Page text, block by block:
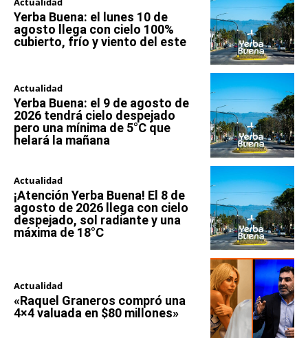
Yerba Buena: el lunes 10 de
agosto llega con cielo 100%
cubierto, frío y viento del este
Actualidad
Yerba Buena: el 9 de agosto de
2026 tendrá cielo despejado
pero una mínima de 5°C que
helará la mañana
Actualidad
¡Atención Yerba Buena! El 8 de
agosto de 2026 llega con cielo
despejado, sol radiante y una
máxima de 18°C
Actualidad
«Raquel Graneros compró una
4×4 valuada en $80 millones»